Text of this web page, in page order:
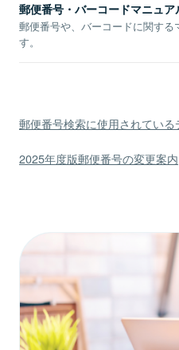
郵便番号・バーコードマニュア
郵便番号や、バーコードに関する
す。
郵便番号検索に使用されている
2025年度版郵便番号の変更案内